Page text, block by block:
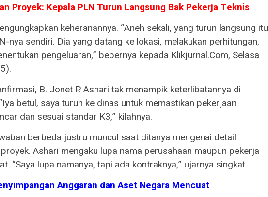
Proyek: Kepala PLN Turun Langsung Bak Pekerja Teknis
keheranannya. “Aneh sekali, yang turun langsung itu
nya sendiri. Dia yang datang ke lokasi, melakukan perhitungan,
pengeluaran,” bebernya kepada Klikjurnal.Com, Selasa
B. Jonet P. Ashari tak menampik keterlibatannya di
betul, saya turun ke dinas untuk memastikan pekerjaan
dan sesuai standar K3,” kilahnya.
berbeda justru muncul saat ditanya mengenai detail
Ashari mengaku lupa nama perusahaan maupun pekerja
“Saya lupa namanya, tapi ada kontraknya,” ujarnya singkat.
Anggaran dan Aset Negara Mencuat